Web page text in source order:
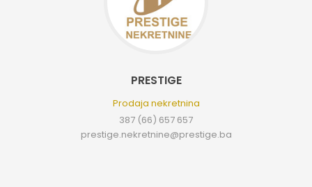
PRESTIGE
Prodaja nekretnina
387 (66) 657 657
prestige.nekretnine@prestige.ba